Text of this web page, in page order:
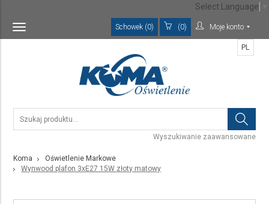
Toggle
navigation
Schowek (0) (0) Moje konto
Wyszukiwanie zaawansowane
PL
Koma
Oświetlenie Markowe
Wynwood plafon 3xE27 15W złoty matowy
Select Language